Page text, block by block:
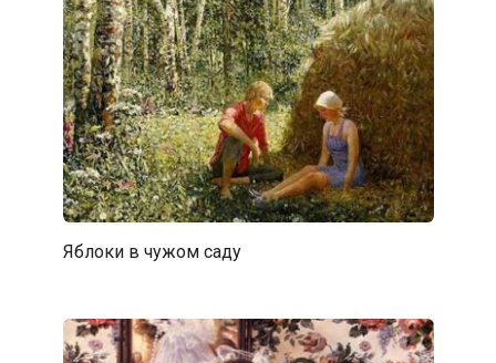
Яблоки в чужом саду